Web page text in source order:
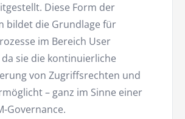
Diese Form der
bildet die Grundlage für
im Bereich User
sie die kontinuierliche
von Zugriffsrechten und
– ganz im Sinne einer
Governance.